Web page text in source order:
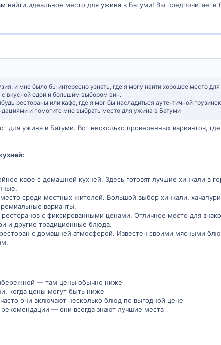
найти идеальное место для ужина в Батуми! Вы
и мне было бы интересно узнать, где я могу найти хорошее место
вкусной едой и большим выбором вин.
рестораны или кафе, где я мог бы насладиться аутентичной
и помогите мне выбрать место для ужина в Батуми
для ужина в Батуми. Вот несколько проверенных вариантов,
кафе с домашней кухней. Здесь готовят лучшие хинкали в
среди местных жителей. Большой выбор хинкали,
варианты.
с фиксированными ценами. Отличное место для
и другие традиционные блюда.
с домашней атмосферой. Известен своими мясными
— там цены обычно ниже
когда цены могут быть ниже
они включают несколько блюд по выгодной цене
— они всегда знают лучшие места